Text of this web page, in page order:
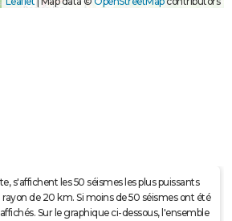
s'affichent les 50 séismes les plus puissants
de 20 km. Si moins de 50 séismes ont été
Sur le graphique ci-dessous, l'ensemble